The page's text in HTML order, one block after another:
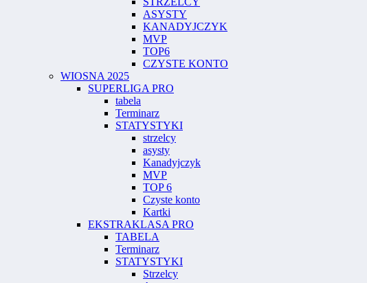
ASYSTY
KANADYJCZYK
MVP
TOP6
CZYSTE KONTO
WIOSNA 2025
SUPERLIGA PRO
tabela
Terminarz
STATYSTYKI
strzelcy
asysty
Kanadyjczyk
MVP
TOP 6
Czyste konto
Kartki
EKSTRAKLASA PRO
TABELA
Terminarz
STATYSTYKI
Strzelcy